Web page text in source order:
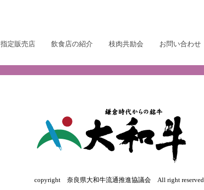
指定販売店 飲食店の紹介 枝肉共励会 お問い合わせ
copyright 奈良県大和牛流通推進協議会 All right reserved..